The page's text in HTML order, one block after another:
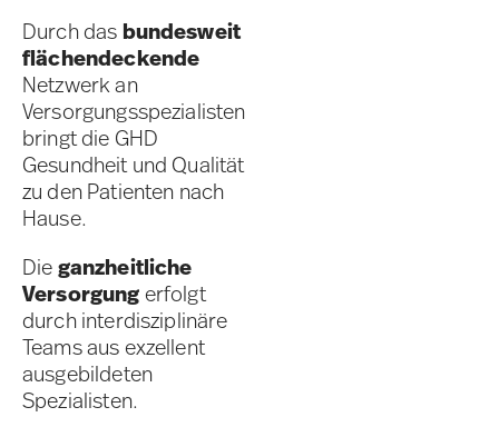
Durch das bundesweit
flächendeckende
Netzwerk an
Versorgungsspezialisten
bringt die GHD
Gesundheit und Qualität
zu den Patienten nach
Hause.
Dieganzheitliche
Versorgungerfolgt
durch interdisziplinäre
Teams aus exzellent
ausgebildeten
Spezialisten.